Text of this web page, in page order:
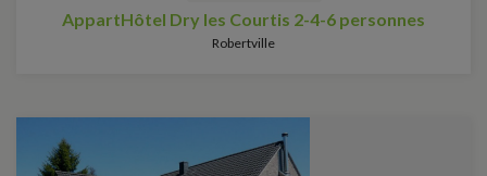
AppartHôtel Dry les Courtis 2-4-6 personnes
Robertville